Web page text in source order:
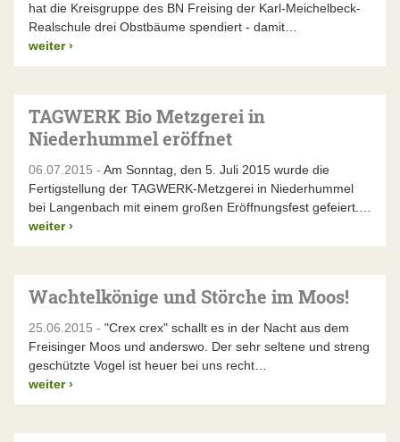
hat die Kreisgruppe des BN Freising der Karl-Meichelbeck-
Realschule drei Obstbäume spendiert - damit…
weiter ›
TAGWERK Bio Metzgerei in
Niederhummel eröffnet
06.07.2015 - Am Sonntag, den 5. Juli 2015 wurde die
Fertigstellung der TAGWERK-Metzgerei in Niederhummel
bei Langenbach mit einem großen Eröffnungsfest gefeiert.…
weiter ›
Wachtelkönige und Störche im Moos!
25.06.2015 - "Crex crex" schallt es in der Nacht aus dem
Freisinger Moos und anderswo. Der sehr seltene und streng
geschützte Vogel ist heuer bei uns recht…
weiter ›